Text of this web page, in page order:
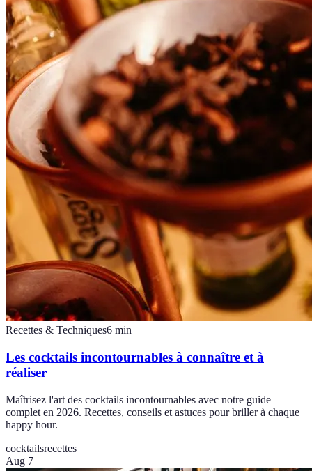
Recettes & Techniques6 min
Les cocktails incontournables à connaître et à
réaliser
Maîtrisez l'art des cocktails incontournables avec notre guide
complet en 2026. Recettes, conseils et astuces pour briller à chaque
happy hour.
cocktailsrecettes
Aug 7